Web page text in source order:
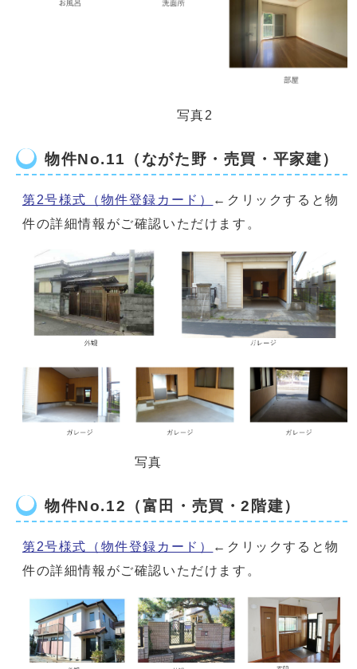
写真2
物件No.11（ながた野・売買・平家建）
第2号様式（物件登録カード）
←クリックすると物
件の詳細情報がご確認いただけます。
写真
物件No.12（富田・売買・2階建）
第2号様式（物件登録カード）
←クリックすると物
件の詳細情報がご確認いただけます。